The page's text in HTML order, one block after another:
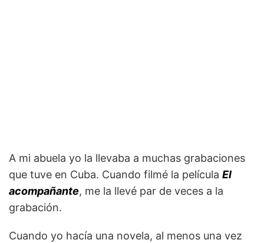
A mi abuela yo la llevaba a muchas grabaciones
que tuve en Cuba. Cuando filmé la película El
acompañante, me la llevé par de veces a la
grabación.
Cuando yo hacía una novela, al menos una vez